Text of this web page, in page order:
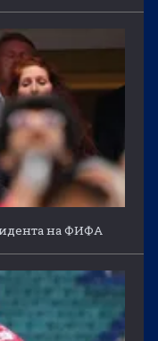
на ФИФА